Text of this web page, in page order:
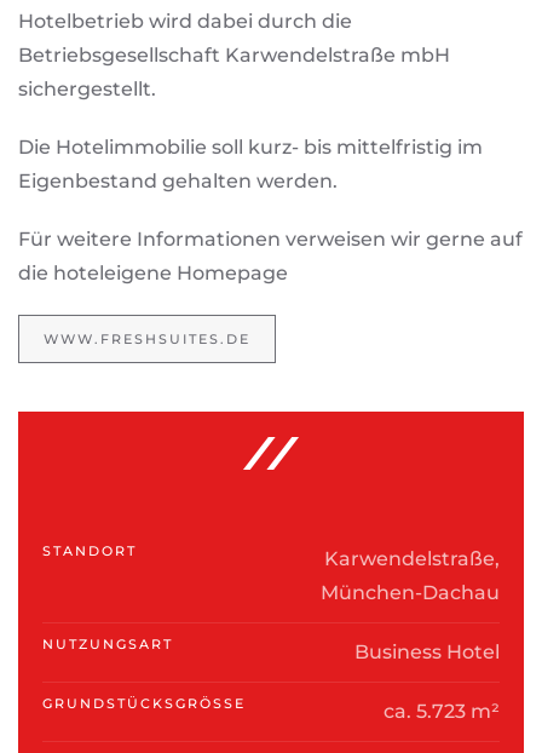
Hotelbetrieb wird dabei durch die
Betriebsgesellschaft Karwendelstraße mbH
sichergestellt.
Die Hotelimmobilie soll kurz- bis mittelfristig im
Eigenbestand gehalten werden.
Für weitere Informationen verweisen wir gerne auf
die hoteleigene Homepage
WWW.FRESHSUITES.DE
STANDORT
Karwendelstraße,
München-Dachau
NUTZUNGSART Business Hotel
GRUNDSTÜCKSGRÖSSE ca. 5.723 m²